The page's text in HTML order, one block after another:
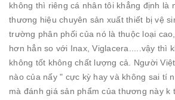
không thì riêng cá nhân tôi khẳng định là
thương hiệu chuyên sản xuất thiết bị vệ
trường phân phối của nó là thuộc loại
hơn hẳn so với Inax, Viglacera.....vậy thì
không tốt không chất lượng cả. Người
nào của nấy " cực kỳ hay và không sai tí
mà đánh giá sản phẩm của thương này k